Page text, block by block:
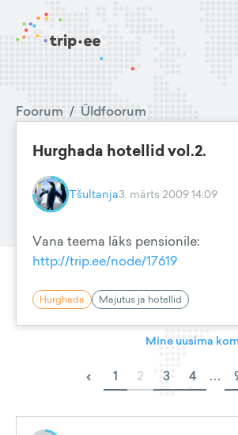
Foorum / Üldfoorum
Hurghada hotellid vol.2.
Tšultanja3. märts 2009 14:09
Vana teema läks pensionile:
http://trip.ee/node/17619
Hurghada Majutus ja hotellid
Mine uusima
‹ 1 2 3 4 ...